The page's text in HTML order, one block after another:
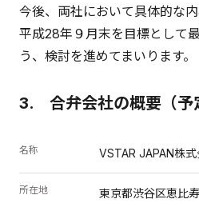
今後、両社において具体的な
平成28年９月末を目標として
う、検討を進めてまいります。
3. 合弁会社の概要（予
名称 VSTAR JAPAN株
所在地
東京都渋谷区恵比